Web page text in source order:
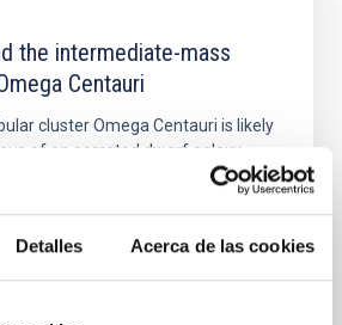
Detalles Acerca de las cookies
the intermediate-mass
Centauri
cluster Omega Centauri is likely
of an accreted dwarf galaxy
a unique opportunity to
of a galaxy, whose evolution
the largest astrometric and
for any star cluster